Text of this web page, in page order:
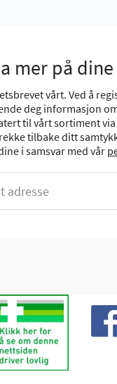
mer på
vårt. Ved å
deg informasjon
til vårt sortiment
tilbake ditt
i samsvar med vår